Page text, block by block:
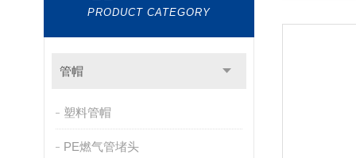
PRODUCT CATEGORY
管帽
塑料管帽
PE燃气管堵头